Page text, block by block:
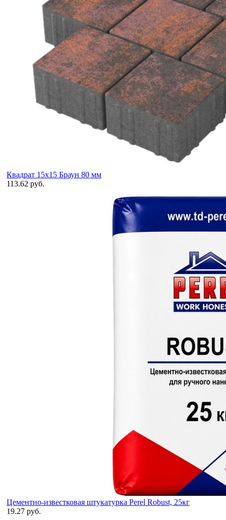
Квадрат 15х15 Браун 80 мм
113.62 руб.
Цементно-известковая штукатурка Perel Robust, 25кг
19.27 руб.